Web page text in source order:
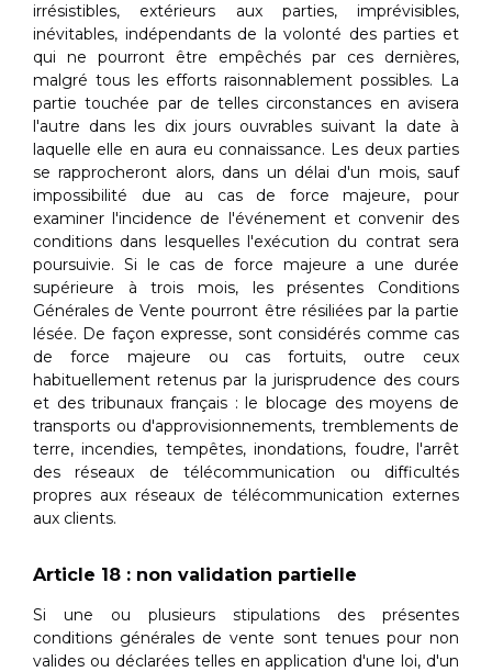
irrésistibles, extérieurs aux parties, imprévisibles,
inévitables, indépendants de la volonté des parties et
qui ne pourront être empêchés par ces dernières,
malgré tous les efforts raisonnablement possibles. La
partie touchée par de telles circonstances en avisera
l'autre dans les dix jours ouvrables suivant la date à
laquelle elle en aura eu connaissance. Les deux parties
se rapprocheront alors, dans un délai d'un mois, sauf
impossibilité due au cas de force majeure, pour
examiner l'incidence de l'événement et convenir des
conditions dans lesquelles l'exécution du contrat sera
poursuivie. Si le cas de force majeure a une durée
supérieure à trois mois, les présentes Conditions
Générales de Vente pourront être résiliées par la partie
lésée. De façon expresse, sont considérés comme cas
de force majeure ou cas fortuits, outre ceux
habituellement retenus par la jurisprudence des cours
et des tribunaux français : le blocage des moyens de
transports ou d'approvisionnements, tremblements de
terre, incendies, tempêtes, inondations, foudre, l'arrêt
des réseaux de télécommunication ou difficultés
propres aux réseaux de télécommunication externes
aux clients.
Article 18 : non validation partielle
Si une ou plusieurs stipulations des présentes
conditions générales de vente sont tenues pour non
valides ou déclarées telles en application d'une loi, d'un